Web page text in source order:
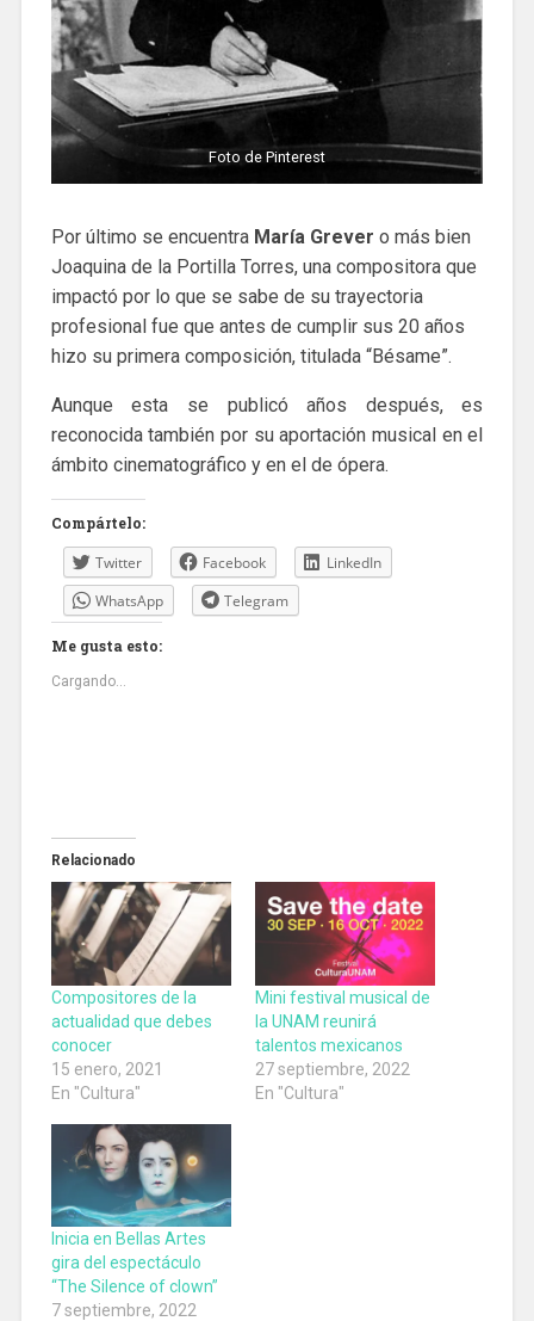
Foto de Pinterest
Por último se encuentra María Grever o más bien
Joaquina de la Portilla Torres, una compositora que
impactó por lo que se sabe de su trayectoria
profesional fue que antes de cumplir sus 20 años
hizo su primera composición, titulada “Bésame”.
Aunque esta se publicó años después, es
reconocida también por su aportación musical en el
ámbito cinematográfico y en el de ópera.
Compártelo:
Twitter Facebook
LinkedIn
WhatsApp
Telegram
Me gusta esto:
Cargando...
Relacionado
Compositores de la
actualidad que debes
conocer
15 enero, 2021
En "Cultura"
Mini festival musical de
la UNAM reunirá
talentos mexicanos
27 septiembre, 2022
En "Cultura"
Inicia en Bellas Artes
gira del espectáculo
“The Silence of clown”
7 septiembre, 2022